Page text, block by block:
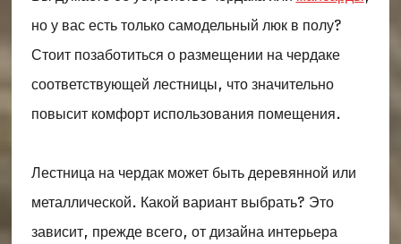
но у вас есть только самодельный люк в полу?
Стоит позаботиться о размещении на чердаке
соответствующей лестницы, что значительно
повысит комфорт использования помещения.
Лестница на чердак может быть деревянной или
металлической. Какой вариант выбрать? Это
зависит, прежде всего, от дизайна интерьера